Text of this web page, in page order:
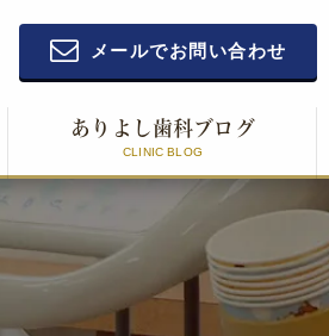
メールでお問い合わせ
ありよし歯科ブログ
CLINIC BLOG